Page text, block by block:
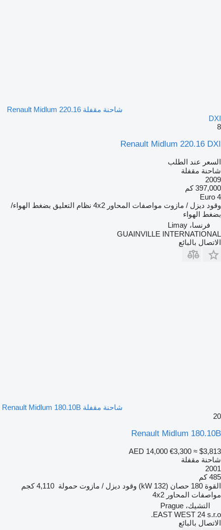
شاحنة مقفلة Renault Midlum 220.16
DXI
8
Renault Midlum 220.16 DXI
السعر عند الطلب
شاحنة مقفلة
2009
397,000 كم
Euro 4
وقود ديزل / مازوت مواصفات المحاور 4x2 نظام التعليق بضغط الهواء/
بضغط الهواء
فرنسا، Limay
GUAINVILLE INTERNATIONAL
الاتصال بالبائع
شاحنة مقفلة Renault Midlum 180.10B
20
Renault Midlum 180.10B
AED 14,000 €3,300 ≈ $3,813
شاحنة مقفلة
2001
485 كم
القوة 180 حصان (132 kW) وقود ديزل / مازوت حمولة 4,110 كجم
مواصفات المحاور 4x2
التشيك، Prague
EAST WEST 24 s.r.o.
الاتصال بالبائع